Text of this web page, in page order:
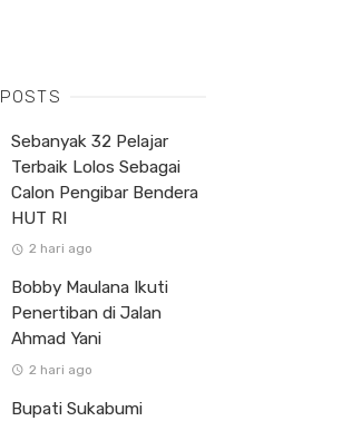
POSTS
Sebanyak 32 Pelajar
Terbaik Lolos Sebagai
Calon Pengibar Bendera
HUT RI
2 hari ago
Bobby Maulana Ikuti
Penertiban di Jalan
Ahmad Yani
2 hari ago
Bupati Sukabumi